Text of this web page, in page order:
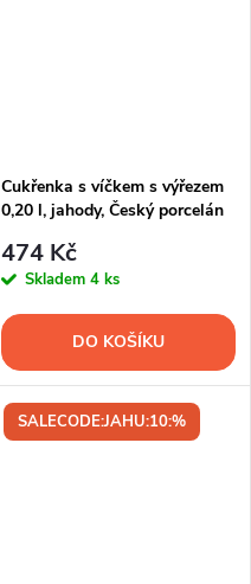
Cukřenka s víčkem s výřezem
0,20 l, jahody, Český porcelán
474 Kč
Skladem 4 ks
DO KOŠÍKU
SALECODE:JAHU:10:%